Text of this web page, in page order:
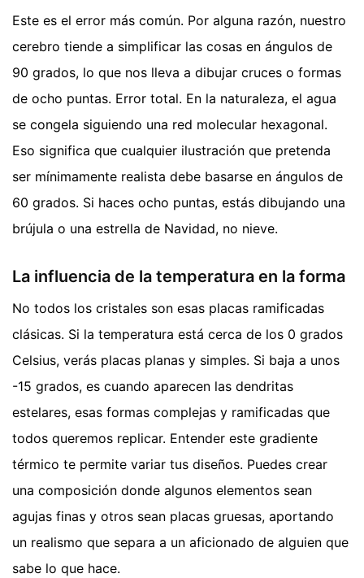
Este es el error más común. Por alguna razón, nuestro
cerebro tiende a simplificar las cosas en ángulos de
90 grados, lo que nos lleva a dibujar cruces o formas
de ocho puntas. Error total. En la naturaleza, el agua
se congela siguiendo una red molecular hexagonal.
Eso significa que cualquier ilustración que pretenda
ser mínimamente realista debe basarse en ángulos de
60 grados. Si haces ocho puntas, estás dibujando una
brújula o una estrella de Navidad, no nieve.
La influencia de la temperatura en la forma
No todos los cristales son esas placas ramificadas
clásicas. Si la temperatura está cerca de los 0 grados
Celsius, verás placas planas y simples. Si baja a unos
-15 grados, es cuando aparecen las dendritas
estelares, esas formas complejas y ramificadas que
todos queremos replicar. Entender este gradiente
térmico te permite variar tus diseños. Puedes crear
una composición donde algunos elementos sean
agujas finas y otros sean placas gruesas, aportando
un realismo que separa a un aficionado de alguien que
sabe lo que hace.